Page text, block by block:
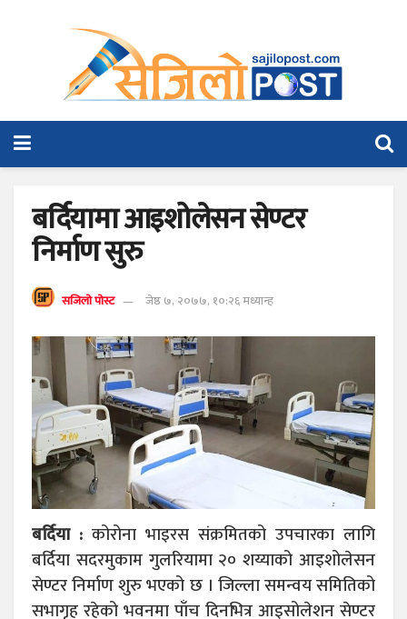
बर्दियामा आइशोलेसन सेण्टर
निर्माण सुरु
सजिलो पोस्ट जेष्ठ ७, २०७७, १०:२६ मध्यान्ह
बर्दिया : कोरोना भाइरस संक्रमितको उपचारका लागि
बर्दिया सदरमुकाम गुलरियामा २० शय्याको आइशोलेसन
सेण्टर निर्माण शुरु भएको छ । जिल्ला समन्वय समितिको
सभागृह रहेको भवनमा पाँच दिनभित्र आइसोलेशन सेण्टर